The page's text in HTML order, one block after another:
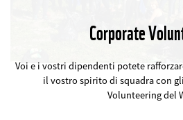
Corporate
Voi e i vostri dipendenti potete
il vostro spirito di squadra con
Volunteering del